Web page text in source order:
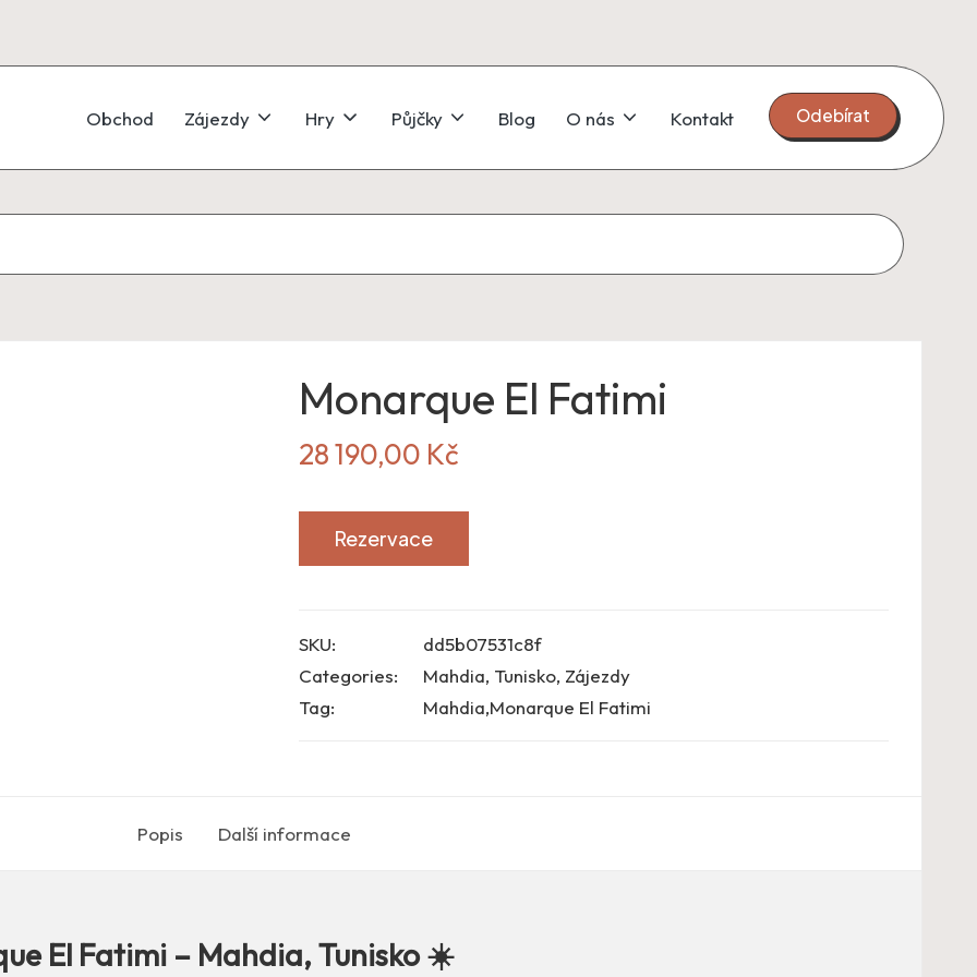
Obchod Zájezdy Hry Půjčky Blog O nás Kontakt Odebírat
Monarque El Fatimi
28 190,00 Kč
Rezervace
SKU:
dd5b07531c8f
Categories:
Mahdia, Tunisko, Zájezdy
Tag:
Mahdia,Monarque El Fatimi
Popis Další informace
El Fatimi – Mahdia, Tunisko ☀️